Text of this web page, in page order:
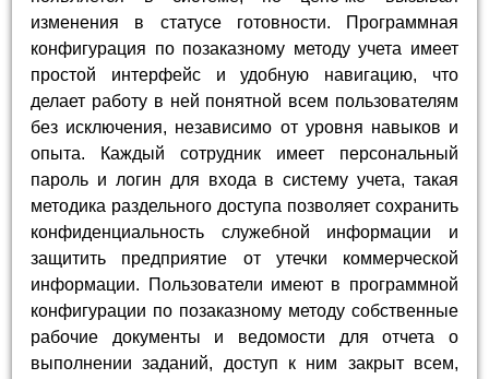
изменения в статусе готовности. Программная
конфигурация по позаказному методу учета имеет
простой интерфейс и удобную навигацию, что
делает работу в ней понятной всем пользователям
без исключения, независимо от уровня навыков и
опыта. Каждый сотрудник имеет персональный
пароль и логин для входа в систему учета, такая
методика раздельного доступа позволяет сохранить
конфиденциальность служебной информации и
защитить предприятие от утечки коммерческой
информации. Пользователи имеют в программной
конфигурации по позаказному методу собственные
рабочие документы и ведомости для отчета о
выполнении заданий, доступ к ним закрыт всем,